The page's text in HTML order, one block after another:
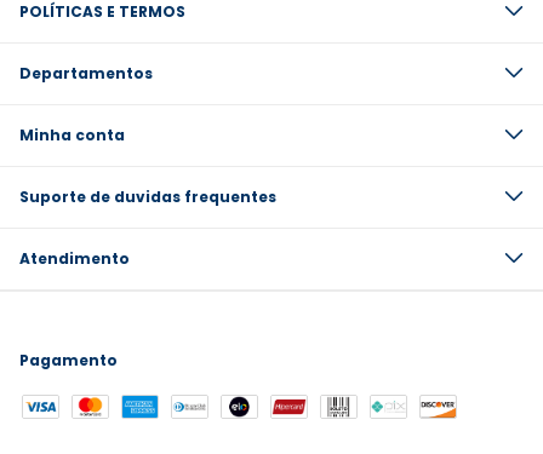
POLÍTICAS E TERMOS
Departamentos
Minha conta
Suporte de duvidas frequentes
Atendimento
Pagamento